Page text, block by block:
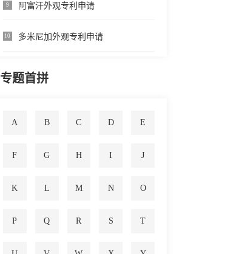
9 阿富汗外观专利申请
10 多米尼加外观专利申请
专题首拼
A B C D E
F G H I J
K L M N O
P Q R S T